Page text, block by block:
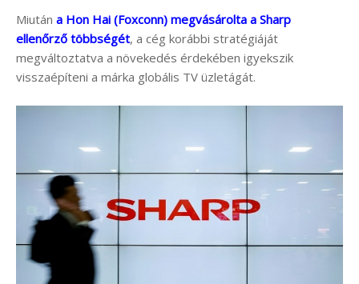
Miután a Hon Hai (Foxconn) megvásárolta a Sharp
ellenőrző többségét, a cég korábbi stratégiáját
megváltoztatva a növekedés érdekében igyekszik
visszaépíteni a márka globális TV üzletágát.